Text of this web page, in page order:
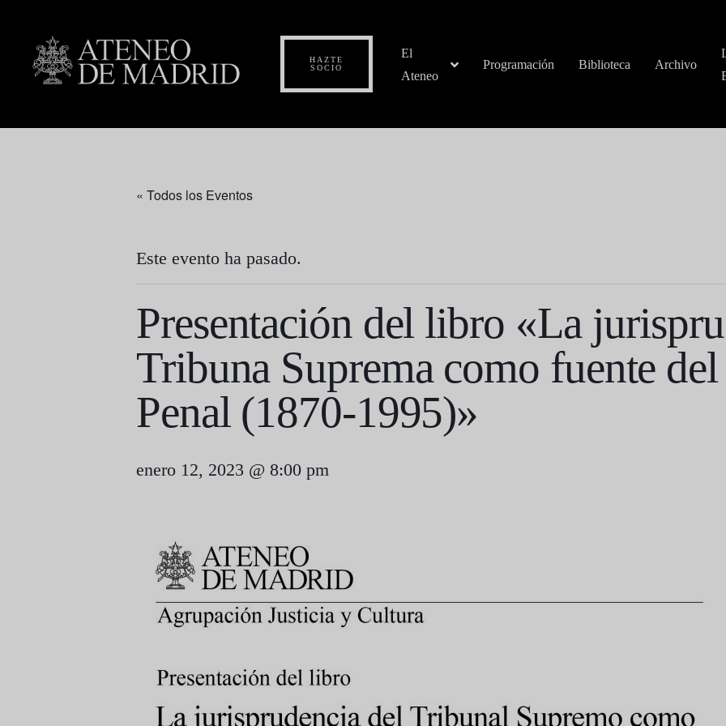
HAZTE
SOCIO
El
Ateneo
Programación Biblioteca Archivo
« Todos los Eventos
Este evento ha pasado.
Presentación del libro «La
Tribuna Suprema como fuente
Penal (1870-1995)»
enero 12, 2023 @ 8:00 pm